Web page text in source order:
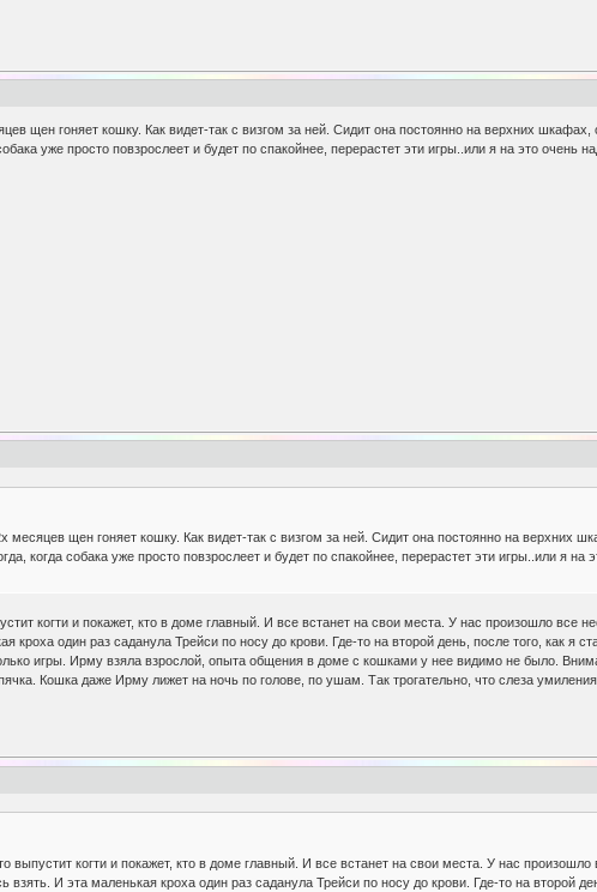
щен гоняет кошку. Как видет-так с визгом за ней. Сидит она постоянно на верхних
уже просто повзрослеет и будет по спакойнее, перерастет эти игры..или я на это очень
щен гоняет кошку. Как видет-так с визгом за ней. Сидит она постоянно на верхних
когда собака уже просто повзрослеет и будет по спакойнее, перерастет эти игры..или я на
когти и покажет, кто в доме главный. И все встанет на свои места. У нас произошло все
один раз саданула Трейси по носу до крови. Где-то на второй день, после того, как я
игры. Ирму взяла взрослой, опыта общения в доме с кошками у нее видимо не было.
Кошка даже Ирму лижет на ночь по голове, по ушам. Так трогательно, что слеза умиления
выпустит когти и покажет, кто в доме главный. И все встанет на свои места. У нас
И эта маленькая кроха один раз саданула Трейси по носу до крови. Где-то на второй